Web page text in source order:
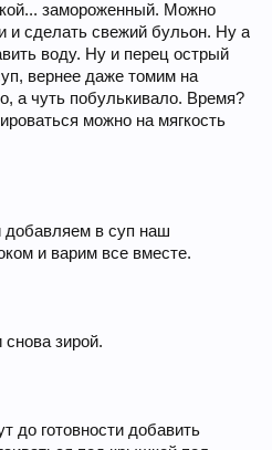
замороженный. Можно
и сделать свежий бульон. Ну а
воду. Ну и перец острый
вернее даже томим на
а чуть побулькивало. Время?
можно на мягкость
добавляем в суп наш
и варим все вместе.
зирой.
до готовности добавить